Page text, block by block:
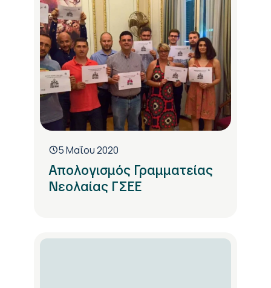
5 Μαΐου 2020
Απολογισμός Γραμματείας
Νεολαίας ΓΣΕΕ